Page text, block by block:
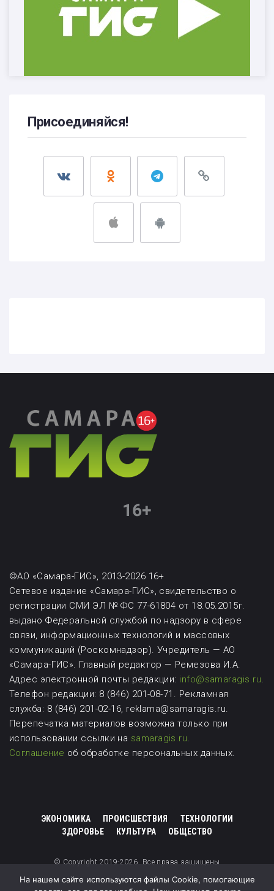
Присоединяйся!
©АО «Самара-ГИС», 2013-2026 16+
Сетевое издание «Самара-ГИС», свидетельство о
регистрации СМИ ЭЛ № ФС 77-61804 от 18.05.2015г.
выдано Федеральной службой по надзору в сфере
связи, информационных технологий и массовых
коммуникаций (Роскомнадзор). Учредитель — АО
«Самара-ГИС». Главный редактор — Ремезова И.А.
Адрес электронной почты редакции: info@samaragis.ru.
Телефон редакции: 8 (846) 201-08-71. Рекламная
служба: 8 (846) 201-02-16, reklama@samaragis.ru.
Перепечатка материалов возможнатолько при
использовании ссылки на samaragis.ru.
Соглашение об обработке персональных данных.
ЭКОНОМИКА ПРОИСШЕСТВИЯ
ТЕХНОЛОГИИ
ЗДОРОВЬЕ
КУЛЬТУРА ОБЩЕСТВО
© Copyright 2019-2026. Все права защищены
На нашем сайте используются файлы Cookie, помогающие